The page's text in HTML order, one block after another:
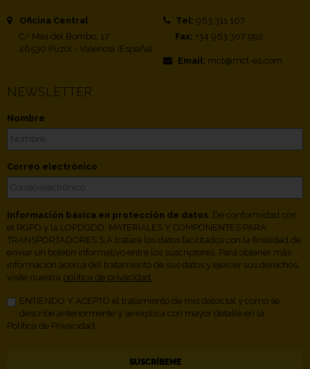
Oficina Central
C/ Mas del Bombo, 17
46530 Puzol - Valencia (España)
Tel: 963 311 107
Fax: +34 963 307 992
Email: mct@mct-es.com
NEWSLETTER
Nombre
Correo electrónico
Información básica en protección de datos . De conformidad con
el RGPD y la LOPDGDD, MATERIALES Y COMPONENTES PARA
TRANSPORTADORES S.A tratará los datos facilitados con la finalidad de
enviar un boletín informativo entre los suscriptores. Para obtener más
información acerca del tratamiento de sus datos y ejercer sus derechos,
visite nuestra política de privacidad.
ENTIENDO Y ACEPTO el tratamiento de mis datos tal y como se
describe anteriormente y se explica con mayor detalle en la
Política de Privacidad.